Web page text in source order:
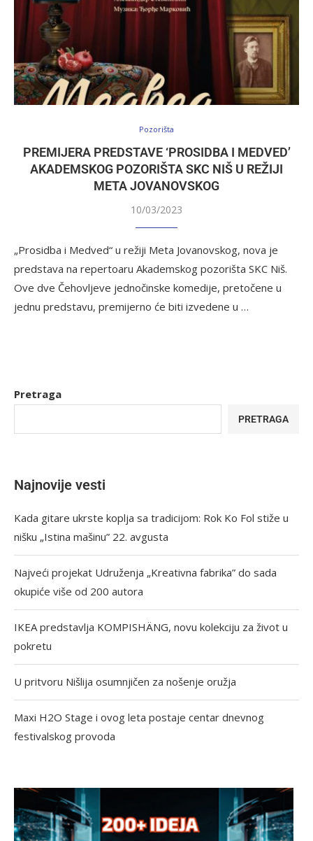
Pozorišta
PREMIJERA PREDSTAVE ‘PROSIDBA I MEDVED’
AKADEMSKOG POZORIŠTA SKC NIŠ U REŽIJI
META JOVANOVSKOG
10/03/2023
„Prosidba i Medved“ u režiji Meta Jovanovskog, nova je
predstava na repertoaru Akademskog pozorišta SKC Niš.
Ove dve Čehovljeve jednočinske komedije, pretočene u
jednu predstavu, premijerno će biti izvedene u …
Pretraga
PRETRAGA
Najnovije vesti
Kada gitare ukrste koplja sa tradicijom: Rok Ko Fol stiže u
nišku „Istina mašinu” 22. avgusta
Najveći projekat Udruženja „Kreativna fabrika” do sada
okupiće više od 200 autora
IKEA predstavlja KOMPISHÄNG, novu kolekciju za život u
pokretu
U pritvoru Nišlija osumnjičen za nošenje oružja
Maxi H2O Stage i ovog leta postaje centar dnevnog
festivalskog provoda